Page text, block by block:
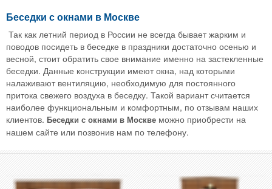
Беседки с окнами в Москве
Так как летний период в России не всегда бывает жарким и
поводов посидеть в беседке в праздники достаточно осенью и
весной, стоит обратить свое внимание именно на застекленные
беседки. Данные конструкции имеют окна, над которыми
налаживают вентиляцию, необходимую для постоянного
притока свежего воздуха в беседку. Такой вариант считается
наиболее функциональным и комфортным, по отзывам наших
клиентов. Беседки с окнами в Москве можно приобрести на
нашем сайте или позвонив нам по телефону.